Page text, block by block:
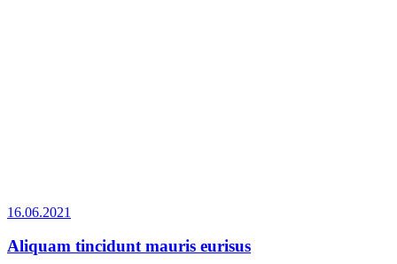
16.06.2021
Aliquam tincidunt mauris eurisus